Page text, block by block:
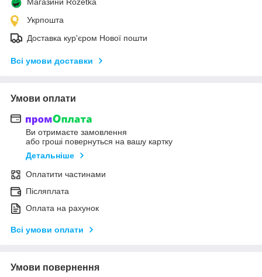
Укрпошта
Доставка кур'єром Нової пошти
Всі умови доставки
Умови оплати
Ви отримаєте замовлення
або гроші повернуться на вашу картку
Детальніше
Оплатити частинами
Післяплата
Оплата на рахунок
Всі умови оплати
Умови повернення